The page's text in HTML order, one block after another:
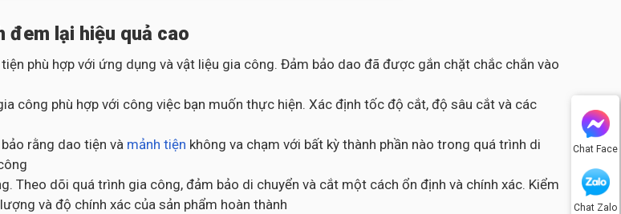
Chat Face
Chat Zalo
đem lại hiệu quả cao
phù hợp với ứng dụng và vật liệu gia công. Đảm bảo dao đã được gắn chặt chắc chắn vào
công phù hợp với công việc bạn muốn thực hiện. Xác định tốc độ cắt, độ sâu cắt và các
rằng dao tiện và mảnh tiện không va chạm với bất kỳ thành phần nào trong quá trình di
Theo dõi quá trình gia công, đảm bảo di chuyển và cắt một cách ổn định và chính xác. Kiểm
và độ chính xác của sản phẩm hoàn thành